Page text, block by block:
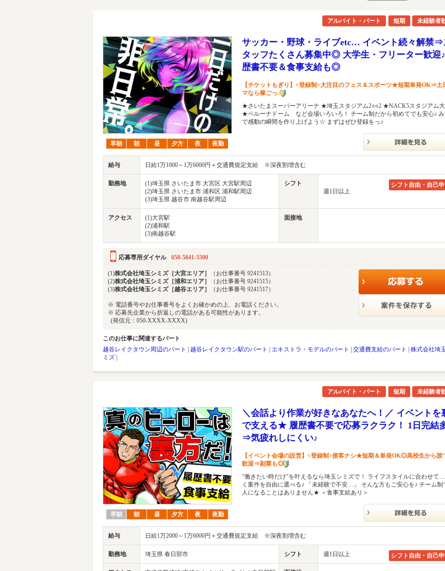
アルバイト・パート 短期 未経験者
早朝 朝 昼 夕方 夜 夜勤
サッカー・野球・ライブetc… イベント続々解禁⇒
タッフたくさん募集中◎ 大学生・フリーター歓迎
歴書不要＆食事支給も◎
【チケットもぎり】<登録制>大注目のフェス＆スポーツ★短期単発OK⇒土
マなら稼ごっ♪
★さいたまスーパーアリーナ ★埼玉スタジアム2○○2 ★NACK5スタジアム
★ベルーナドーム など会場いろいろ！ チーム制だから初めてでも安心♪ み
で感動の瞬間を作り上げよう☆ まずはぜひ登録をっ♪
給与 日給1万1000～1万6000円＋交通費規定支給 ※深夜割増含む
勤務地
(1)埼玉県 さいたま市 大宮区 大宮駅周辺
(2)埼玉県 さいたま市 浦和区 浦和駅周辺
(3)埼玉県 越谷市 南越谷駅周辺
シフト
週1日以上
シフト自由・自己
アクセス
(1)大宮駅
(2)浦和駅
(3)南越谷駅
面接地
応募専用ダイヤル 050-5841-5500
(1)株式会社埼玉シミズ［大宮エリア］
（お仕事番号 9241513）
(2)株式会社埼玉シミズ［浦和エリア］
（お仕事番号 9241515）
(3)株式会社埼玉シミズ［越谷エリア］ （お仕事番号 9241517）
※ 電話番号やお仕事番号をよくお確かめの上、お電話ください。
※ 応募先企業から折返しの電話がある可能性があります。
(発信元：050-XXXX-XXXX)
このお仕事に関連するパート
越谷レイクタウン周辺のパート
越谷レイクタウン駅のパート エキストラ・モデルのパート 交通費支給のパート
株式会社埼
ミズ
アルバイト・パート 短期 未経験者
早朝 朝 昼 夕方 夜 夜勤
＼会話より作業が好きなあなたへ！／ イベントを
で支える★ 履歴書不要で応募ラクラク！ 1日完結
⇒気疲れしにくい♪
【イベント会場の設営】<登録制>接客ナシ★短期＆単発OK◎高校生から誰
歓迎⇒副業も◎
"働きたい時だけ"を叶えるなら埼玉シミズで！ ライフスタイルに合わせて
く案件を自由に選べる♪ 「未経験で不安…」 そんな方もご安心を♪ チーム制
人になることはありません★ ＜食事支給あり＞
給与 日給1万2000～1万6000円＋交通費規定支給 ※深夜割増含む
勤務地 埼玉県 春日部市 シフト 週1日以上 シフト自由・自己